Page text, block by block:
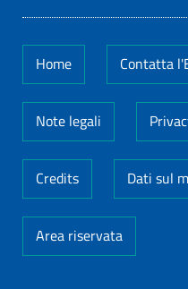
Home Contatta
Note legali
Credits Dati sul
Area riservata